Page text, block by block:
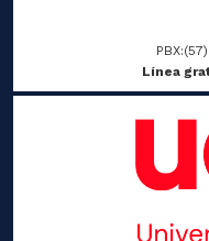
Línea